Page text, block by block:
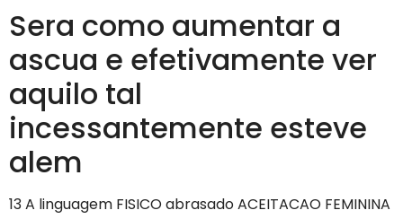
Sera como aumentar a
ascua e efetivamente ver
aquilo tal
incessantemente esteve
alem
13 A linguagem FISICO abrasado ACEITACAO FEMININA